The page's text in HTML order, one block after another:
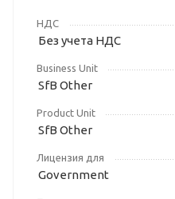
НДС
Без учета НДС
Business Unit
SfB Other
Product Unit
SfB Other
Лицензия для
Government